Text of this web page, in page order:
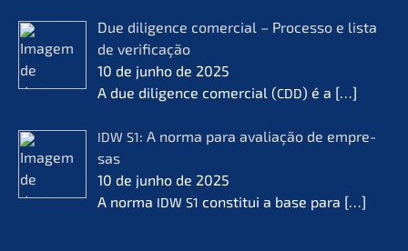
Due diligence comer­cial – Proces­so e lista
de verifi­ca­ção
10 de junho de 2025
A due diligence comer­cial (CDD) é a […]
IDW S1: A norma para avalia­ção de empre­
sas
10 de junho de 2025
A norma IDW S1 consti­tui a base para […]